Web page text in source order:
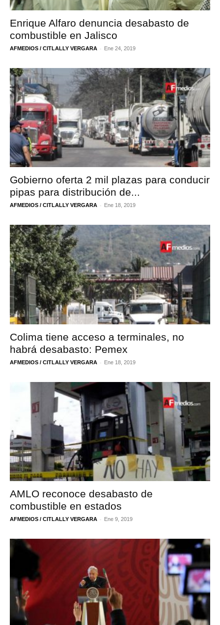
Enrique Alfaro denuncia desabasto de
combustible en Jalisco
AFMEDIOS / CITLALLY VERGARA - Ene 24, 2019
Gobierno oferta 2 mil plazas para conducir
pipas para distribución de...
AFMEDIOS / CITLALLY VERGARA - Ene 18, 2019
Colima tiene acceso a terminales, no
habrá desabasto: Pemex
AFMEDIOS / CITLALLY VERGARA - Ene 18, 2019
AMLO reconoce desabasto de
combustible en estados
AFMEDIOS / CITLALLY VERGARA - Ene 9, 2019